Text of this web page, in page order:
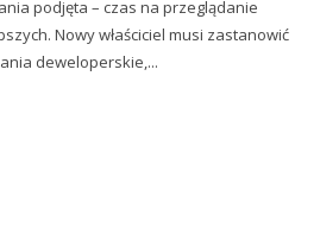
podjęta – czas na przeglądanie
Nowy właściciel musi zastanowić
deweloperskie,...